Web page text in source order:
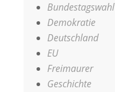
Bundestagswahl
Demokratie
Deutschland
EU
Freimaurer
Geschichte